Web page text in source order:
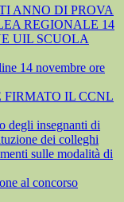
ANNO DI PROVA
REGIONALE 14
UIL SCUOLA
14 novembre ore
IL CCNL
degli insegnanti di
dei colleghi
sulle modalità di
al concorso